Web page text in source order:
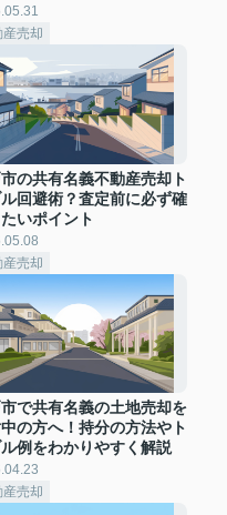
産売却
の共有名義不動産売却ト
回避術？査定前に必ず確
いポイント
産売却
で共有名義の土地売却を
の方へ！持分の方法やト
例をわかりやすく解説
産売却